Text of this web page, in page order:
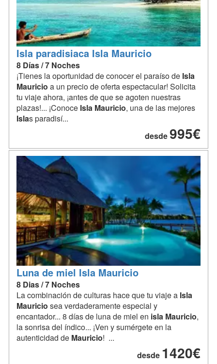
Isla paradisiaca Isla Mauricio
8 Días / 7 Noches
¡Tienes la oportunidad de conocer el paraíso de Isla
Mauricio a un precio de oferta espectacular! Solicita
tu viaje ahora, ¡antes de que se agoten nuestras
plazas!... ¡Conoce Isla Mauricio, una de las mejores
Islas paradisí...
desde995€
Luna de miel Isla Mauricio
8 Dias / 7 Noches
La combinación de culturas hace que tu viaje a Isla
Mauricio sea verdaderamente especial y
encantador... 8 días de luna de miel en isla Mauricio,
la sonrisa del índico... ¡Ven y sumérgete en la
autenticidad de Mauricio! ...
desde 1420€